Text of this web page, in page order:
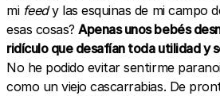
mi feedy las esquinas de mi campo
esas cosas?Apenas unos bebés
ridículo que desafían toda utilidad y
No he podido evitar sentirme
como un viejo cascarrabias. De